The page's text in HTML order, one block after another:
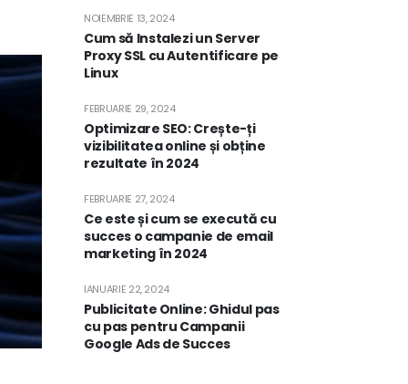
Cum să Instalezi un Server
Proxy SSL cu Autentificare pe
Linux
NOIEMBRIE 13, 2024
Optimizare SEO: Crește-ți
vizibilitatea online și obține
rezultate în 2024
FEBRUARIE 29, 2024
Ce este și cum se execută cu
succes o campanie de email
marketing în 2024
FEBRUARIE 27, 2024
Publicitate Online: Ghidul pas
cu pas pentru Campanii
Google Ads de Succes
IANUARIE 22, 2024